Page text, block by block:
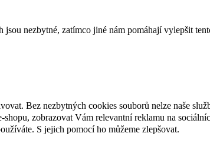
nezbytné, zatímco jiné nám pomáhají vylepšit
Bez nezbytných cookies souborů nelze naše
zobrazovat Vám relevantní reklamu na
S jejich pomocí ho můžeme zlepšovat.